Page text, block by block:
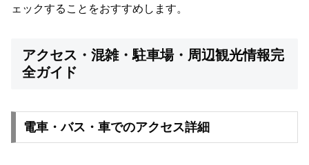
ェックすることをおすすめします。
アクセス・混雑・駐車場・周辺観光情報完
全ガイド
電車・バス・車でのアクセス詳細